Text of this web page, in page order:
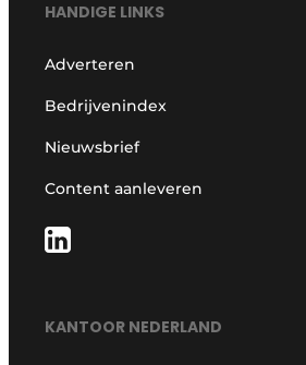
HANDIGE LINKS
Adverteren
Bedrijvenindex
Nieuwsbrief
Content aanleveren
KANTOOR NEDERLAND